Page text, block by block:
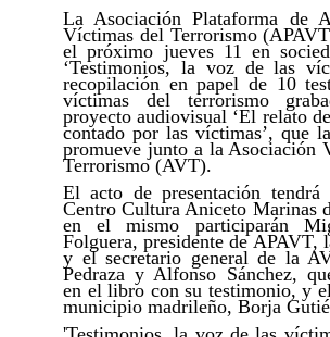
La Asociación Plataforma de
Víctimas del Terrorismo
el próximo jueves 11 en
‘Testimonios, la voz de las
recopilación en papel de 10
víctimas del terrorismo
proyecto audiovisual ‘El relato
contado por las víctimas’, que
promueve junto a la Asociación
Terrorismo (AVT).
El acto de presentación
Centro Cultura Aniceto Marinas
en el mismo participarán
Folguera, presidente de APAVT,
y el secretario general de la
Pedraza y Alfonso Sánchez,
en el libro con su testimonio, y
municipio madrileño, Borja